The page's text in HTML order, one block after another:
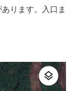
ります。入口ま